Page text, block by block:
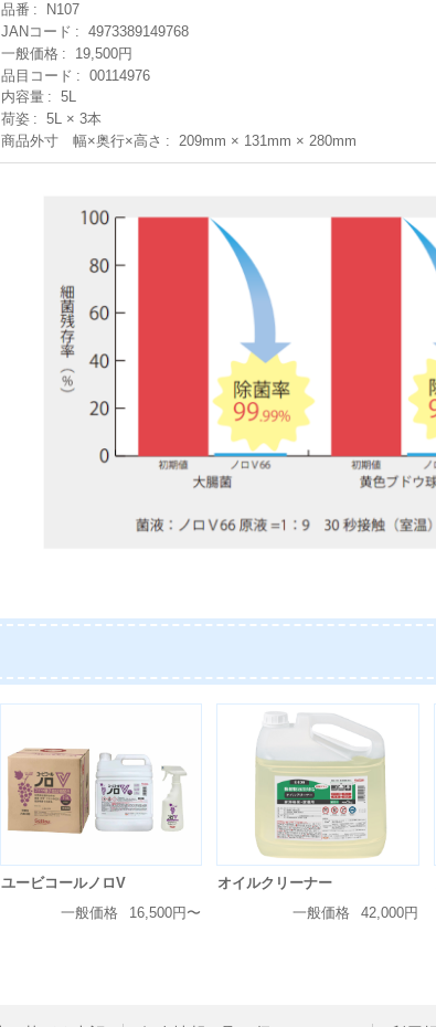
品番
N107
JANコード
4973389149768
一般価格
19,500円
品目コード
00114976
内容量
5L
荷姿
5L × 3本
商品外寸 幅×奥行×高さ
209mm × 131mm × 280mm
ユービコールノロV
一般価格
16,500円〜
オイルクリーナー
一般価格
42,000円